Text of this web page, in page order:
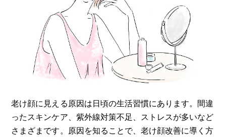
老け顔に見える原因は日頃の生活習慣にあります。間違
ったスキンケア、紫外線対策不足、ストレスが多いなど
さまざまです。原因を知ることで、老け顔改善に導く方